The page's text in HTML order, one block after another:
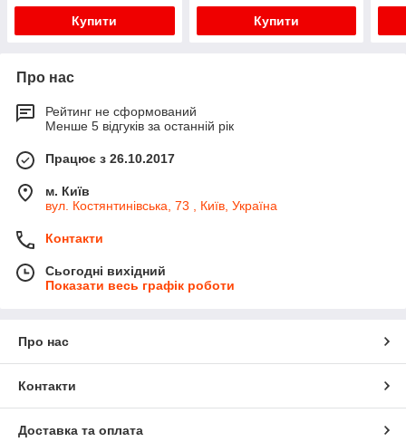
Купити Купити
Про нас
Рейтинг не сформований
Менше 5 відгуків за останній рік
Працює з 26.10.2017
м. Київ
вул. Костянтинівська, 73 , Київ, Україна
Контакти
Сьогодні вихідний
Показати весь графік роботи
Про нас
Контакти
Доставка та оплата